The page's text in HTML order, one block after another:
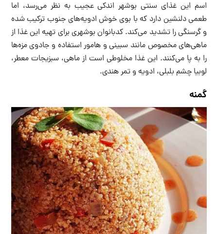
اسم این غذای سنتی بوشهر اندکی عجیب به نظر می‌رسد، اما
طعمی دلنشین دارد که با بوی خوش ادویه‌های جنوب ترکیب شده
و گرسنگی را تشدید می‌کند. کدبانوان بوشهری برای تهیه این غذا از
ماهی‌های مخصوص مانند سبینی و هامور استفاده و جادوی مزه‌ها
را به پا می‌کنند‌. این غذا مخلوطی است از ماهی، سبزیجات معطر،
لوبیا چشم بلبلی، ادویه و تمر هندی.
گمنه